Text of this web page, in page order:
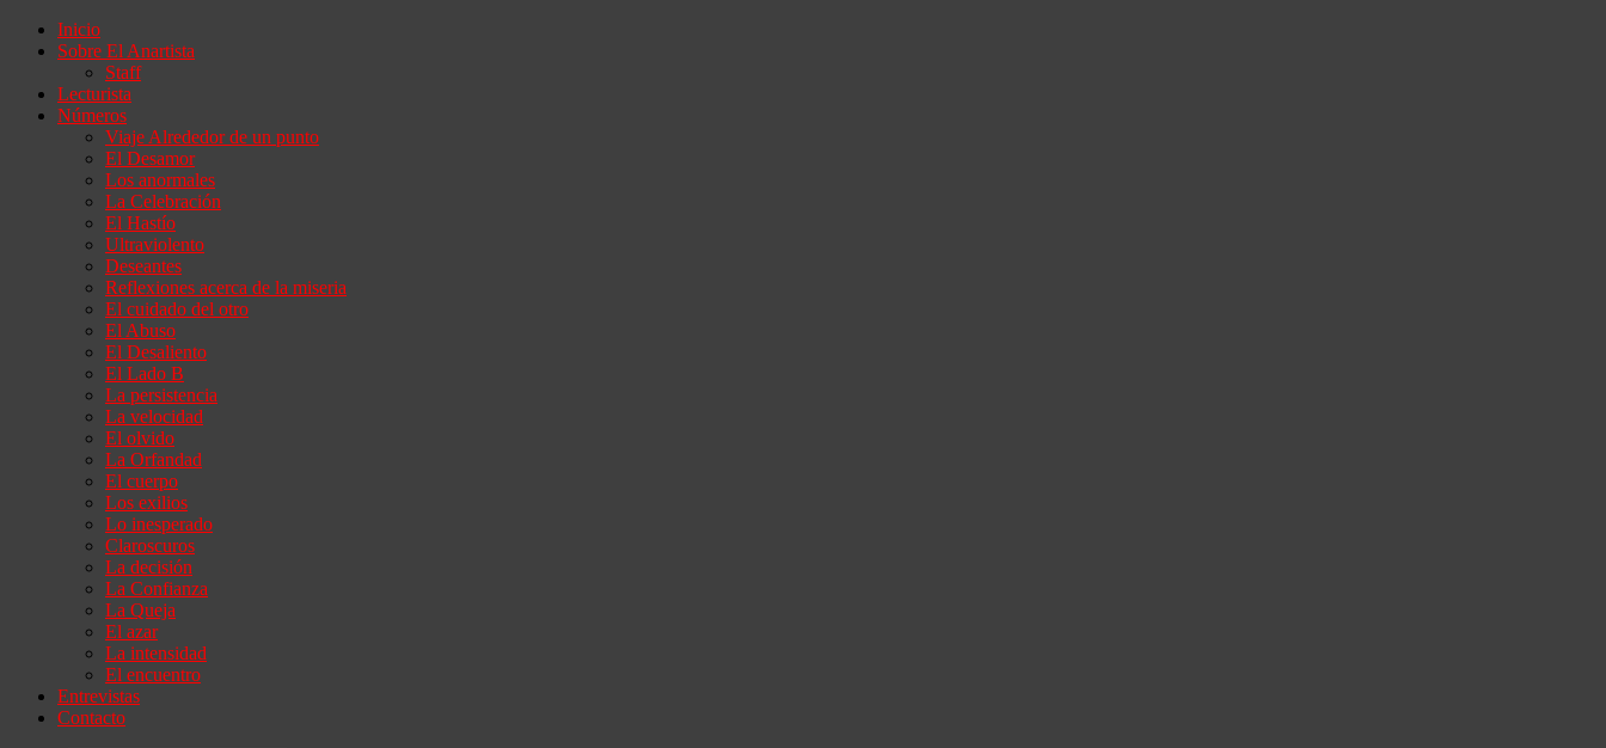
Inicio
Sobre El Anartista
Staff
Lecturista
Números
Viaje Alrededor de un punto
El Desamor
Los anormales
La Celebración
El Hastío
Ultraviolento
Deseantes
Reflexiones acerca de la miseria
El cuidado del otro
El Abuso
El Desaliento
El Lado B
La persistencia
La velocidad
El olvido
La Orfandad
El cuerpo
Los exilios
Lo inesperado
Claroscuros
La decisión
La Confianza
La Queja
El azar
La intensidad
El encuentro
Entrevistas
Contacto